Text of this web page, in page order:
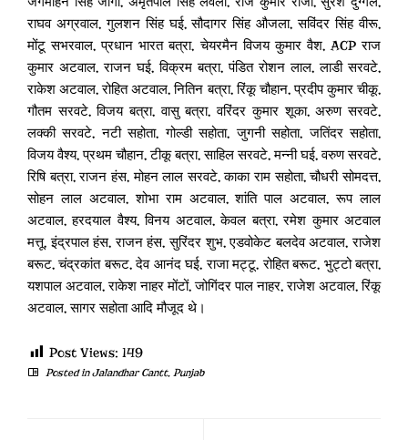
राघव अग्रवाल, गुलशन सिंह घई, सौदागर सिंह औजला, सविंदर सिंह वीरू,
मोंटू सभरवाल, प्रधान भारत बत्रा, चेयरमैन विजय कुमार वैश, ACP राज
कुमार अटवाल, राजन घई, विक्रम बत्रा, पंडित रोशन लाल, लाडी सरवटे,
राकेश अटवाल, रोहित अटवाल, नितिन बत्रा, रिंकू चौहान, प्रदीप कुमार चीकू,
गौतम सरवटे, विजय बत्रा, वासु बत्रा, वरिंदर कुमार शूका, अरुण सरवटे,
लक्की सरवटे, नटी सहोता, गोल्डी सहोता, जुगनी सहोता, जतिंदर सहोता,
विजय वैश्य, प्रथम चौहान, टीकू बत्रा, साहिल सरवटे, मन्नी घई, वरुण सरवटे,
रिषि बत्रा, राजन हंस, मोहन लाल सरवटे, काका राम सहोता, चौधरी सोमदत्त,
सोहन लाल अटवाल, शोभा राम अटवाल, शांति पाल अटवाल, रूप लाल
अटवाल, हरदयाल वैश्य, विनय अटवाल, केवल बत्रा, रमेश कुमार अटवाल
मत्तू, इंद्रपाल हंस, राजन हंस, सुरिंदर शुभ, एडवोकेट बलदेव अटवाल, राजेश
बरूट, चंद्रकांत बरूट, देव आनंद घई, राजा मट्टू, रोहित बरूट, भुट्टो बत्रा,
यशपाल अटवाल, राकेश नाहर मोंटों, जोगिंदर पाल नाहर, राजेश अटवाल, रिंकू
अटवाल, सागर सहोता आदि मौजूद थे।
Post Views: 149
Posted inJalandhar Cantt, Punjab